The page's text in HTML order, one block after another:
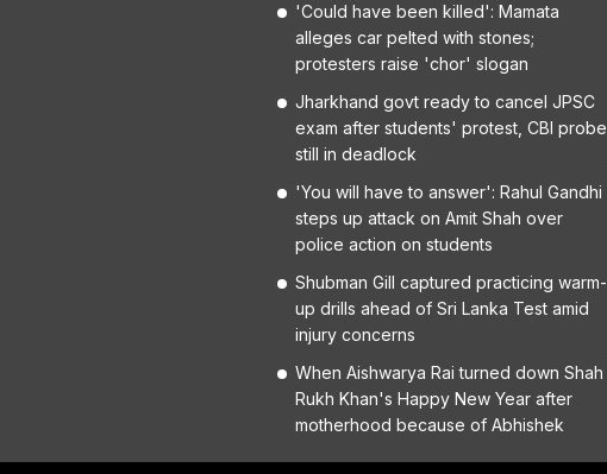
'Could have been killed': Mamata
alleges car pelted with stones;
protesters raise 'chor' slogan
Jharkhand govt ready to cancel JPSC
exam after students' protest, CBI probe
still in deadlock
'You will have to answer': Rahul Gandhi
steps up attack on Amit Shah over
police action on students
Shubman Gill captured practicing warm-
up drills ahead of Sri Lanka Test amid
injury concerns
When Aishwarya Rai turned down Shah
Rukh Khan's Happy New Year after
motherhood because of Abhishek